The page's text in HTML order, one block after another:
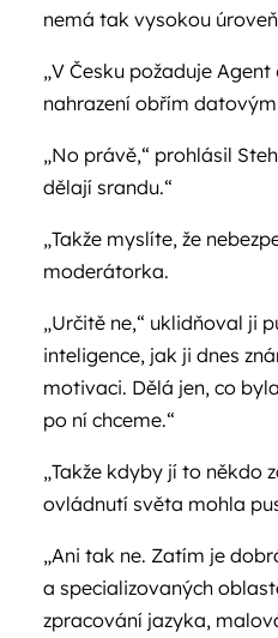
nemá tak vysokou
„V Česku požaduje
nahrazení obřím
„No právě,“ prohlásil
dělají srandu.“
„Takže myslíte, že
moderátorka.
„Určitě ne,“ uklidňoval ji
inteligence, jak ji dnes
motivaci. Dělá jen, co
po ní chceme.“
„Takže kdyby jí to někdo
ovládnutí světa mohla
„Ani tak ne. Zatím je
a specializovaných
zpracování jazyka,